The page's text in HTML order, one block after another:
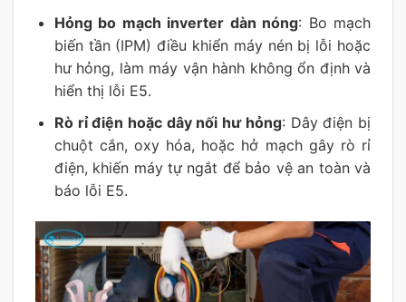
Hỏng bo mạch inverter dàn nóng: Bo mạch
biến tần (IPM) điều khiển máy nén bị lỗi hoặc
hư hỏng, làm máy vận hành không ổn định và
hiển thị lỗi E5.
Rò rỉ điện hoặc dây nối hư hỏng: Dây điện bị
chuột cắn, oxy hóa, hoặc hở mạch gây rò rỉ
điện, khiến máy tự ngắt để bảo vệ an toàn và
báo lỗi E5.